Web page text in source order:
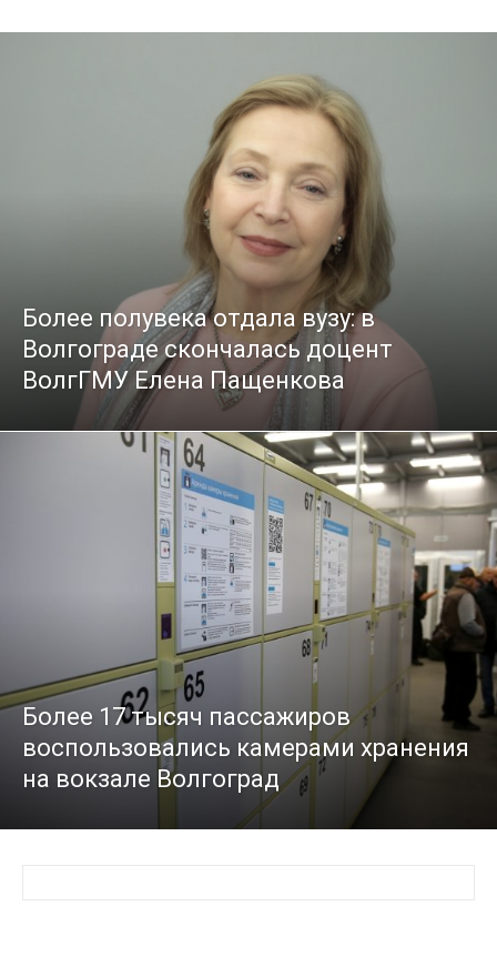
Более полувека отдала вузу: в
Волгограде скончалась доцент
ВолгГМУ Елена Пащенкова
Более 17 тысяч пассажиров
воспользовались камерами хранения
на вокзале Волгоград